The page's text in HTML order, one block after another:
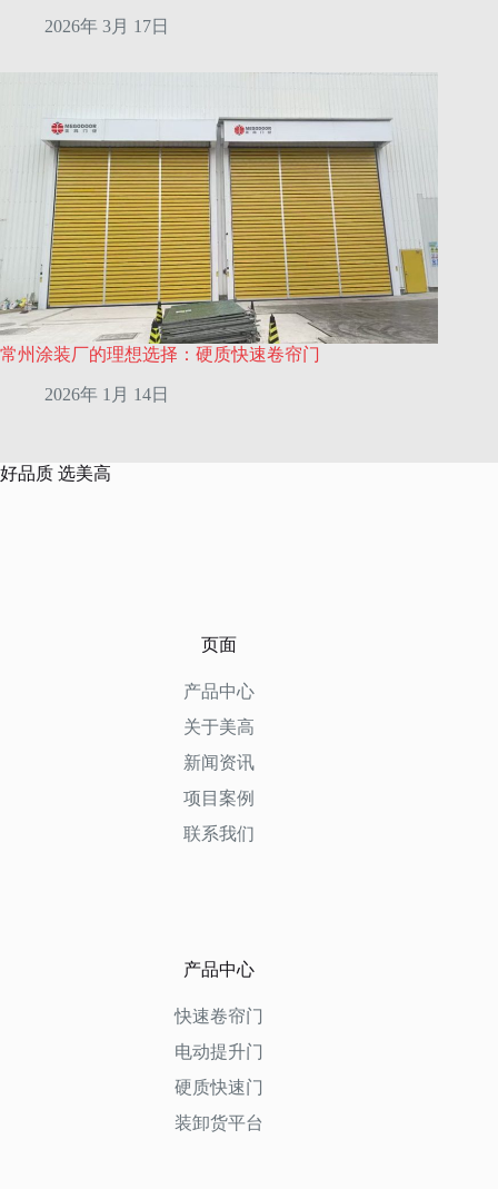
2026年 3月 17日
常州涂装厂的理想选择：硬质快速卷帘门
2026年 1月 14日
好品质 选美高
页面
产品中心
关于美高
新闻资讯
项目案例
联系我们
产品中心
快速卷帘门
电动提升门
硬质快速门
装卸货平台